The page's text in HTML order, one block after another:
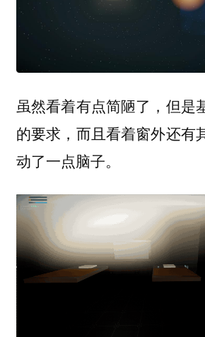
虽然看着有点简陋了，但是
的要求，而且看着窗外还有
动了一点脑子。